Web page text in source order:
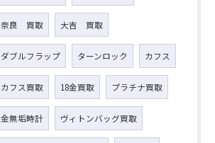
奈良 買取 大吉 買取
ダブルフラップ ターンロック カフス
カフス買取 18金買取 プラチナ買取
金無垢時計 ヴィトンバッグ買取